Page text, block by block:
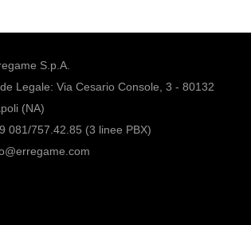
S.p.A.
Legale: Via Cesario Console, 3 - 80132
(NA)
081/757.42.85 (3 linee PBX)